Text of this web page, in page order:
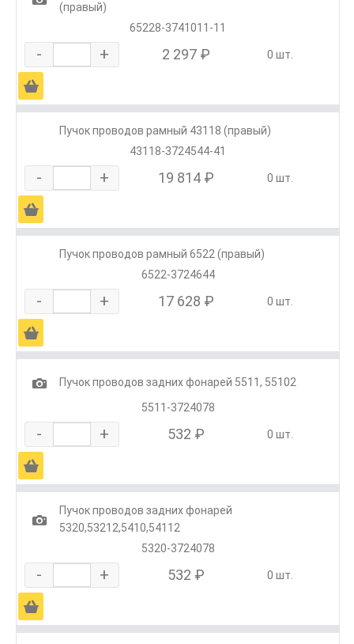
(правый)
65228-3741011-11
- + 2 297 ₽ 0 шт.
Ä
Пучок проводов рамный 43118 (правый)
43118-3724544-41
- + 19 814 ₽ 0 шт.
Ä
Пучок проводов рамный 6522 (правый)
6522-3724644
- + 17 628 ₽ 0 шт.
Ä
1
Пучок проводов задних фонарей 5511, 55102
5511-3724078
- + 532 ₽ 0 шт.
Ä
1
Пучок проводов задних фонарей
5320,53212,5410,54112
5320-3724078
- + 532 ₽ 0 шт.
Ä